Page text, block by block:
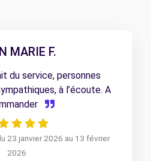
MARIE F.
du service, personnes
à l’écoute. A
23 janvier 2026 au 13 février
2026